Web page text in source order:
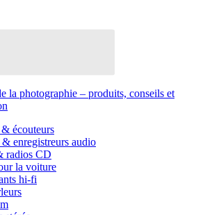
la photographie – produits, conseils et
écouteurs
enregistreurs audio
radios CD
la voiture
hi-fi